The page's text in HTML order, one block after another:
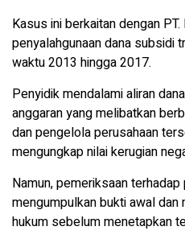
Kasus ini berkaitan dengan
penyalahgunaan dana subsidi
waktu 2013 hingga 2017.
Penyidik mendalami aliran
anggaran yang melibatkan
dan pengelola perusahaan
mengungkap nilai kerugian
Namun, pemeriksaan
mengumpulkan bukti awal
hukum sebelum menetapkan